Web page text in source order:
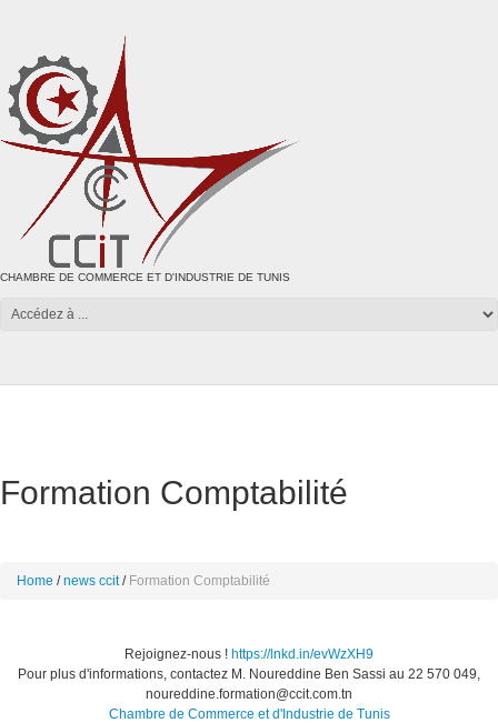
CHAMBRE DE COMMERCE ET D'INDUSTRIE DE TUNIS
Formation Comptabilité
Home news ccit Formation Comptabilité
Rejoignez-nous ! https://lnkd.in/evWzXH9
Pour plus d'informations, contactez M. Noureddine Ben Sassi au 22 570 049,
noureddine.formation@ccit.com.tn
Chambre de Commerce et d'Industrie de Tunis